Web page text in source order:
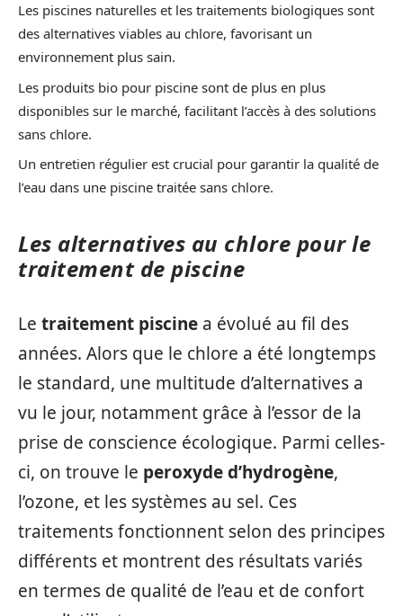
Les piscines naturelles et les traitements biologiques sont
des alternatives viables au chlore, favorisant un
environnement plus sain.
Les produits bio pour piscine sont de plus en plus
disponibles sur le marché, facilitant l’accès à des solutions
sans chlore.
Un entretien régulier est crucial pour garantir la qualité de
l’eau dans une piscine traitée sans chlore.
Les alternatives au chlore pour le
traitement de piscine
Le traitement piscine a évolué au fil des
années. Alors que le chlore a été longtemps
le standard, une multitude d’alternatives a
vu le jour, notamment grâce à l’essor de la
prise de conscience écologique. Parmi celles-
ci, on trouve le peroxyde d’hydrogène,
l’ozone, et les systèmes au sel. Ces
traitements fonctionnent selon des principes
différents et montrent des résultats variés
en termes de qualité de l’eau et de confort